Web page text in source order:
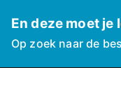
naar
de
inhoud
En deze moet je
Op zoek naar de